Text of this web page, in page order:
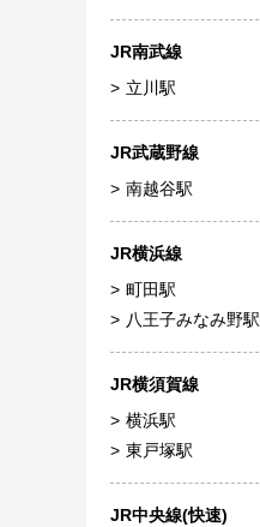
JR南武線
立川駅
JR武蔵野線
南越谷駅
JR横浜線
町田駅
八王子みなみ野駅
JR横須賀線
横浜駅
東戸塚駅
JR中央線(快速)